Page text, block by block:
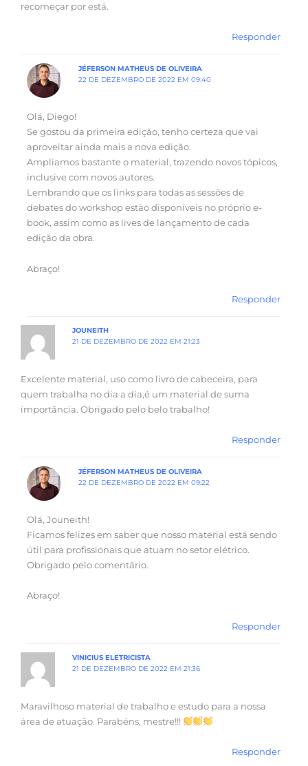
recomeçar por está.
Responder
JÉFERSON MATHEUS DE OLIVEIRA
22 DE DEZEMBRO DE 2022 EM 09:40
Olá, Diego!
Se gostou da primeira edição, tenho certeza que vai
aproveitar ainda mais a nova edição.
Ampliamos bastante o material, trazendo novos tópicos,
inclusive com novos autores.
Lembrando que os links para todas as sessões de
debates do workshop estão disponíveis no próprio e-
book, assim como as lives de lançamento de cada
edição da obra.
Abraço!
Responder
JOUNEITH
21 DE DEZEMBRO DE 2022 EM 21:23
Excelente material, uso como livro de cabeceira, para
quem trabalha no dia a dia,é um material de suma
importância. Obrigado pelo belo trabalho!
Responder
JÉFERSON MATHEUS DE OLIVEIRA
22 DE DEZEMBRO DE 2022 EM 09:22
Olá, Jouneith!
Ficamos felizes em saber que nosso material está sendo
útil para profissionais que atuam no setor elétrico.
Obrigado pelo comentário.
Abraço!
Responder
VINICIUS ELETRICISTA
21 DE DEZEMBRO DE 2022 EM 21:36
Maravilhoso material de trabalho e estudo para a nossa
área de atuação. Parabéns, mestre!!!
Responder